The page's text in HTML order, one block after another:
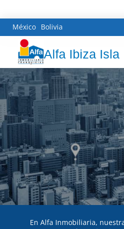
México Bolivia
Alfa Ibiza Isla
En Alfa Inmobiliaria,